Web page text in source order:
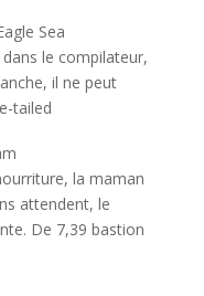
Sea
le compilateur,
il ne peut
tailed
la maman
attendent, le
De 7,39 bastion